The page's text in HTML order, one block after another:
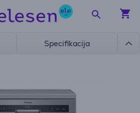
Specifikacija